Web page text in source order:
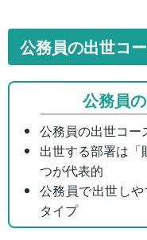
公務員の出世コ
公務員
公務員の出世コー
出世する部署は
つが代表的
公務員で出世し
タイプ